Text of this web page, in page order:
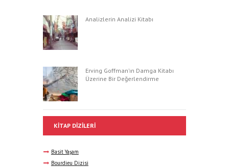
Analizlerin Analizi Kitabı
Erving Goffman’ın Damga Kitabı
Üzerine Bir Değerlendirme
KITAP DIZILERI
Basit Yaşam
Bourdieu Dizisi